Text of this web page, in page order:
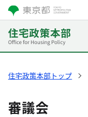
住宅政策本部トップ
審議会